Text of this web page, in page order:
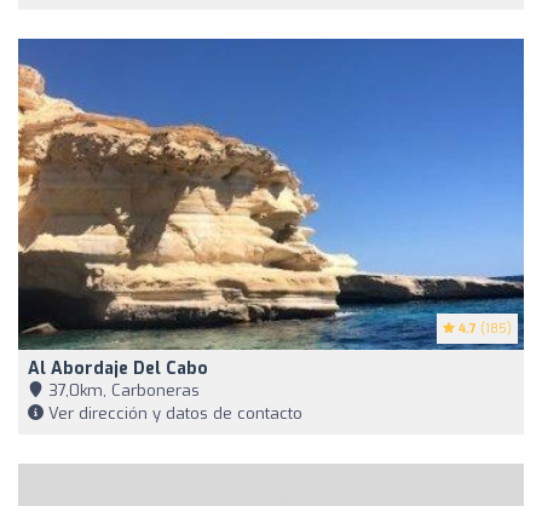
4.7 (185)
Al Abordaje Del Cabo
37,0km, Carboneras
Ver dirección y datos de contacto